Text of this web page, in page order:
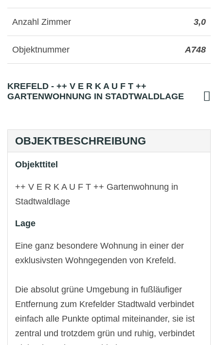
Anzahl Zimmer 3,0
Objektnummer A748
KREFELD - ++ V E R K A U F T ++
GARTENWOHNUNG IN STADTWALDLAGE
OBJEKTBESCHREIBUNG
Objekttitel
++ V E R K A U F T ++ Gartenwohnung in
Stadtwaldlage
Lage
Eine ganz besondere Wohnung in einer der
exklusivsten Wohngegenden von Krefeld.
Die absolut grüne Umgebung in fußläufiger
Entfernung zum Krefelder Stadtwald verbindet
einfach alle Punkte optimal miteinander, sie ist
zentral und trotzdem grün und ruhig, verbindet